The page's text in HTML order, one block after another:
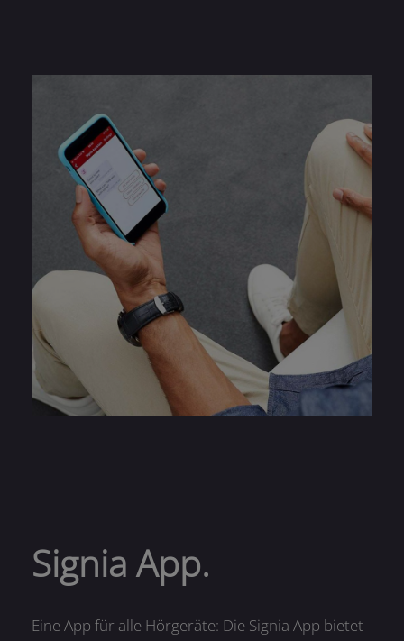
Signia App.
Eine App für alle Hörgeräte: Die Signia App bietet